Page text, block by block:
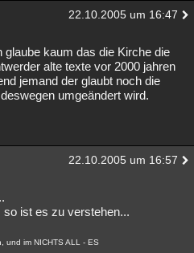
22.10.2005 um 16:47
kaum das die Kirche die
alte texte vor 2000 jahren
jemand der glaubt noch die
umgeändert wird.
22.10.2005 um 16:57
ist es zu verstehen...
und im NICHTS ALL - ES